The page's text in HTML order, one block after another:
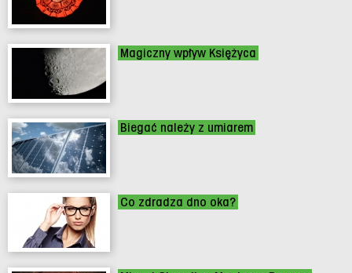
Magiczny wpływ Księżyca
Biegać należy z umiarem
Co zdradza dno oka?